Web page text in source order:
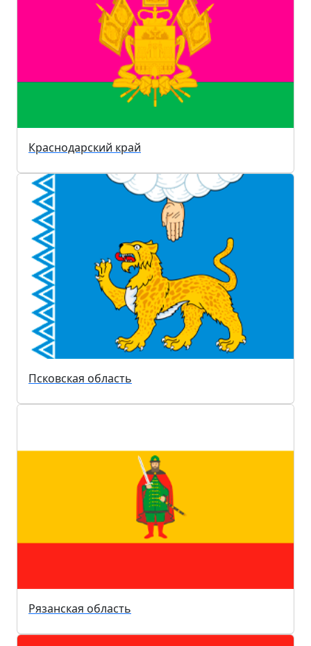
Краснодарский край
Псковская область
Рязанская область